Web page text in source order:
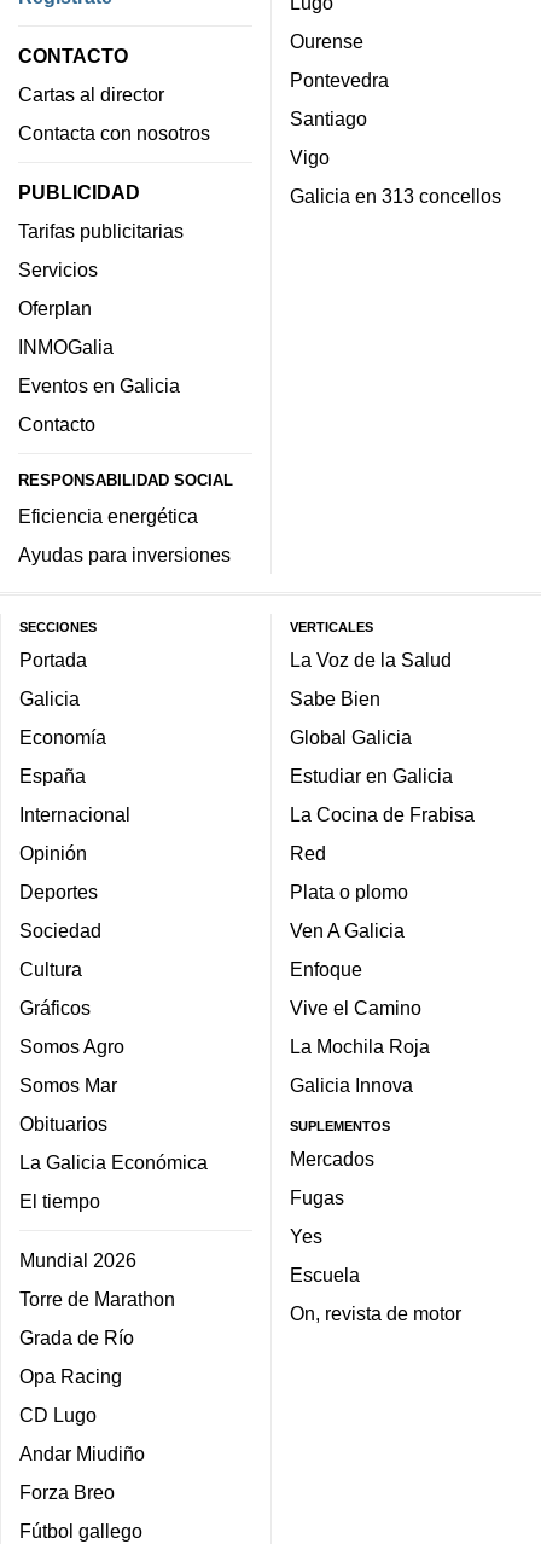
CONTACTO
Cartas al director
Contacta con nosotros
PUBLICIDAD
Tarifas publicitarias
Servicios
Oferplan
INMOGalia
Eventos en Galicia
Contacto
RESPONSABILIDAD SOCIAL
Eficiencia energética
Ayudas para inversiones
Ourense
Pontevedra
Santiago
Vigo
Galicia en 313 concellos
SECCIONES
Portada
Galicia
Economía
España
Internacional
Opinión
Deportes
Sociedad
Cultura
Gráficos
Somos Agro
Somos Mar
Obituarios
La Galicia Económica
El tiempo
Mundial 2026
Torre de Marathon
Grada de Río
Opa Racing
CD Lugo
Andar Miudiño
Forza Breo
Fútbol gallego
VERTICALES
La Voz de la Salud
Sabe Bien
Global Galicia
Estudiar en Galicia
La Cocina de Frabisa
Red
Plata o plomo
Ven A Galicia
Enfoque
Vive el Camino
La Mochila Roja
Galicia Innova
SUPLEMENTOS
Mercados
Fugas
Yes
Escuela
On, revista de motor